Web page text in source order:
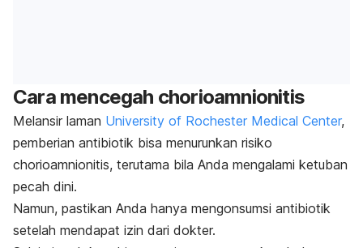
Cara mencegah chorioamnionitis
Melansir laman University of Rochester Medical Center,
pemberian antibiotik bisa menurunkan risiko
chorioamnionitis, terutama bila Anda mengalami ketuban
pecah dini.
Namun, pastikan Anda hanya mengonsumsi antibiotik
setelah mendapat izin dari dokter.